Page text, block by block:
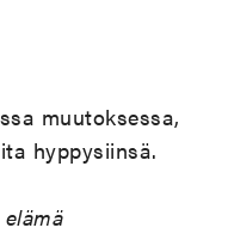
muutoksessa,
hyppysiinsä.